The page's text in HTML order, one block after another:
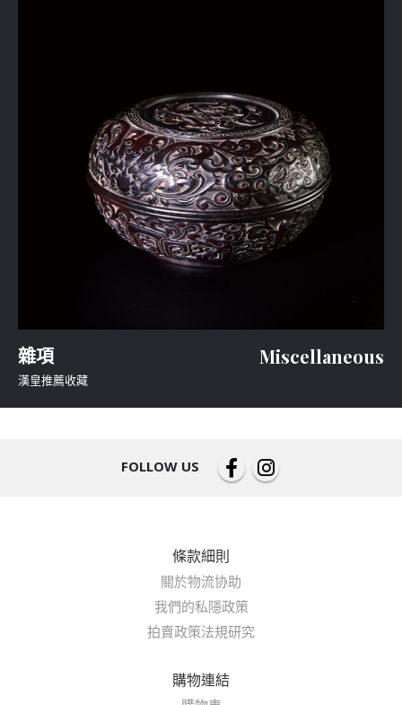
雜項 Miscellaneous
漢皇推薦收藏
FOLLOW US
條款細則
關於物流协助
我們的私隱政策
拍賣政策法規研究
購物連結